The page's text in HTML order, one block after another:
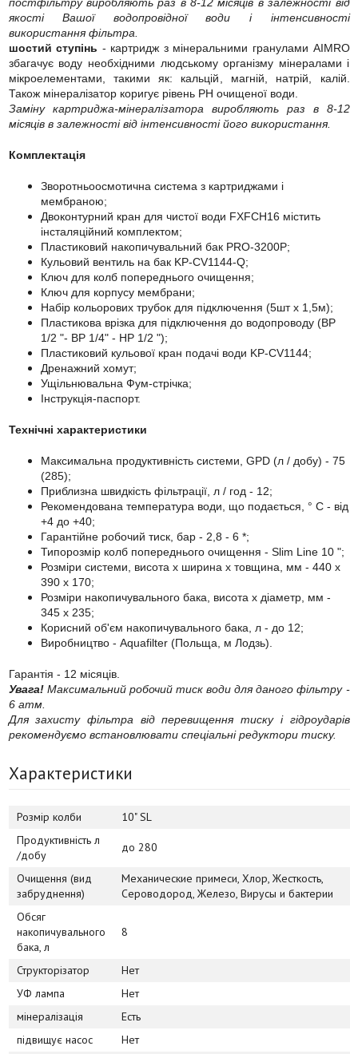
якості Вашої водопровідної води і інтенсивності
використання фільтра.
шостий ступінь - картридж з мінеральними гранулами AIMRO
збагачує воду необхідними людському організму мінералами і
мікроелементами, такими як: кальцій, магній, натрій, калій.
Також мінералізатор коригує рівень РН очищеної води.
Заміну картриджа-мінералізатора виробляють раз в 8-12
місяців в залежності від інтенсивності його використання.
Комплектація
Зворотньоосмотична система з картриджами і
мембраною;
Двоконтурний кран для чистої води FXFCH16 містить
інсталяційний комплектом;
Пластиковий накопичувальний бак PRO-3200P;
Кульовий вентиль на бак KP-CV1144-Q;
Ключ для колб попереднього очищення;
Ключ для корпусу мембрани;
Набір кольорових трубок для підключення (5шт х 1,5м);
Пластикова врізка для підключення до водопроводу (ВР
1/2 "- ВР 1/4" - НР 1/2 ");
Пластиковий кульової кран подачі води KP-CV1144;
Дренажний хомут;
Ущільнювальна Фум-стрічка;
Інструкція-паспорт.
Технічні характеристики
Максимальна продуктивність системи, GPD (л / добу) - 75
(285);
Приблизна швидкість фільтрації, л / год - 12;
Рекомендована температура води, що подається, ° C - від
+4 до +40;
Гарантійне робочий тиск, бар - 2,8 - 6 *;
Типорозмір колб попереднього очищення - Slim Line 10 ";
Розміри системи, висота х ширина х товщина, мм - 440 х
390 х 170;
Розміри накопичувального бака, висота х діаметр, мм -
345 х 235;
Корисний об'єм накопичувального бака, л - до 12;
Виробництво - Aquafilter (Польща, м Лодзь).
Гарантія - 12 місяців.
Увага!Максимальний робочий тиск води для даного фільтру -
6 атм.
Для захисту фільтра від перевищення тиску і гідроударів
рекомендуємо встановлювати спеціальні редуктори тиску.
Характеристики
Розмір колби
10" SL
Продуктивність л
/добу
до 280
Очищення (вид
забруднення)
Механические примеси, Хлор, Жесткость,
Сероводород, Железо, Вирусы и бактерии
Обсяг
накопичувального
бака, л
8
Структорізатор
Нет
УФ лампа
Нет
мінералізація
Есть
підвищує насос
Нет